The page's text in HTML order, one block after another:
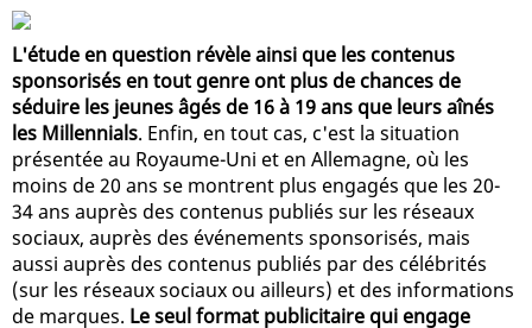
L'étude en question révèle ainsi que les contenus
sponsorisés en tout genre ont plus de chances de
séduire les jeunes âgés de 16 à 19 ans que leurs aînés
les Millennials. Enfin, en tout cas, c'est la situation
présentée au Royaume-Uni et en Allemagne, où les
moins de 20 ans se montrent plus engagés que les 20-
34 ans auprès des contenus publiés sur les réseaux
sociaux, auprès des événements sponsorisés, mais
aussi auprès des contenus publiés par des célébrités
(sur les réseaux sociaux ou ailleurs) et des informations
de marques. Le seul format publicitaire qui engage